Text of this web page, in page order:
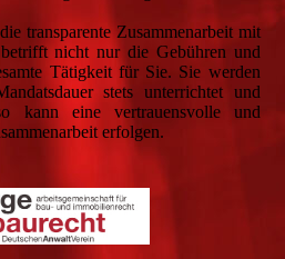
transparente Zusammenarbeit mit
nicht nur die Gebühren und
Tätigkeit für Sie. Sie werden
stets unterrichtet und
kann eine vertrauensvolle und
erfolgen.